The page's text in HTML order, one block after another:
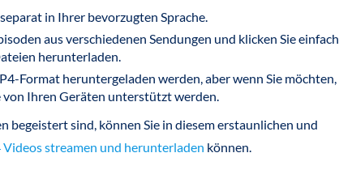
in Ihrer bevorzugten Sprache.
aus verschiedenen Sendungen und klicken Sie einfach
herunterladen.
Format heruntergeladen werden, aber wenn Sie möchten,
von Ihren Geräten unterstützt werden.
begeistert sind, können Sie in diesem erstaunlichen und
Videos streamen und herunterladen können.